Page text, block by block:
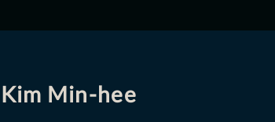
Kim Min-hee